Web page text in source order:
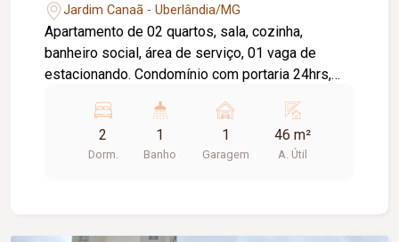
Jardim Canaã - Uberlândia/MG
Apartamento de 02 quartos, sala, cozinha,
banheiro social, área de serviço, 01 vaga de
estacionando. Condomínio com portaria 24hrs,
gourmet. Cond Aprox. 236,89Tem taxa de
mudança aprox. 1 condomínio (entrada e saída).
2
Dorm.
1
Banho
1
Garagem
46 m²
A. Útil